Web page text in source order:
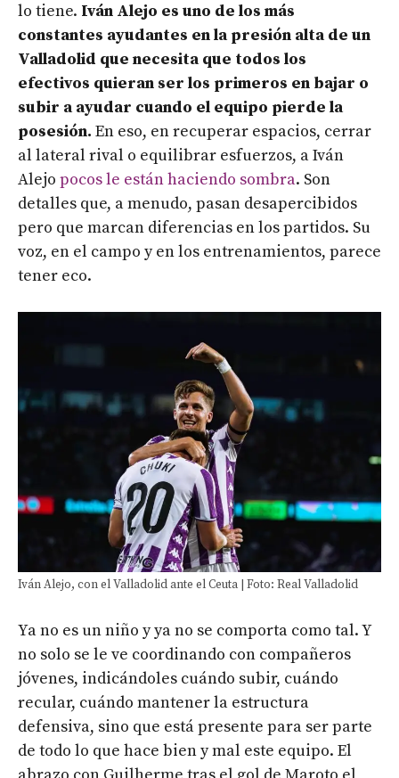
lo tiene. Iván Alejo es uno de los más
constantes ayudantes en la presión alta de un
Valladolid que necesita que todos los
efectivos quieran ser los primeros en bajar o
subir a ayudar cuando el equipo pierde la
posesión. En eso, en recuperar espacios, cerrar
al lateral rival o equilibrar esfuerzos, a Iván
Alejo pocos le están haciendo sombra. Son
detalles que, a menudo, pasan desapercibidos
pero que marcan diferencias en los partidos. Su
voz, en el campo y en los entrenamientos, parece
tener eco.
Iván Alejo, con el Valladolid ante el Ceuta | Foto: Real Valladolid
Ya no es un niño y ya no se comporta como tal. Y
no solo se le ve coordinando con compañeros
jóvenes, indicándoles cuándo subir, cuándo
recular, cuándo mantener la estructura
defensiva, sino que está presente para ser parte
de todo lo que hace bien y mal este equipo. El